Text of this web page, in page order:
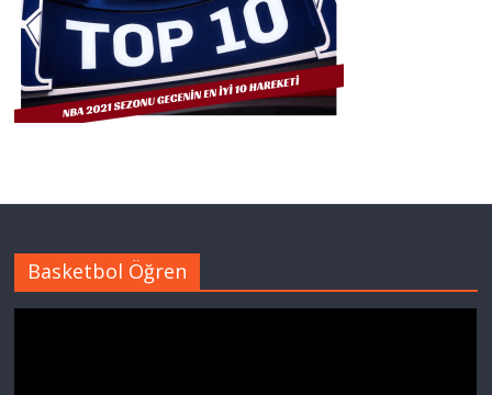
Basketbol Öğren